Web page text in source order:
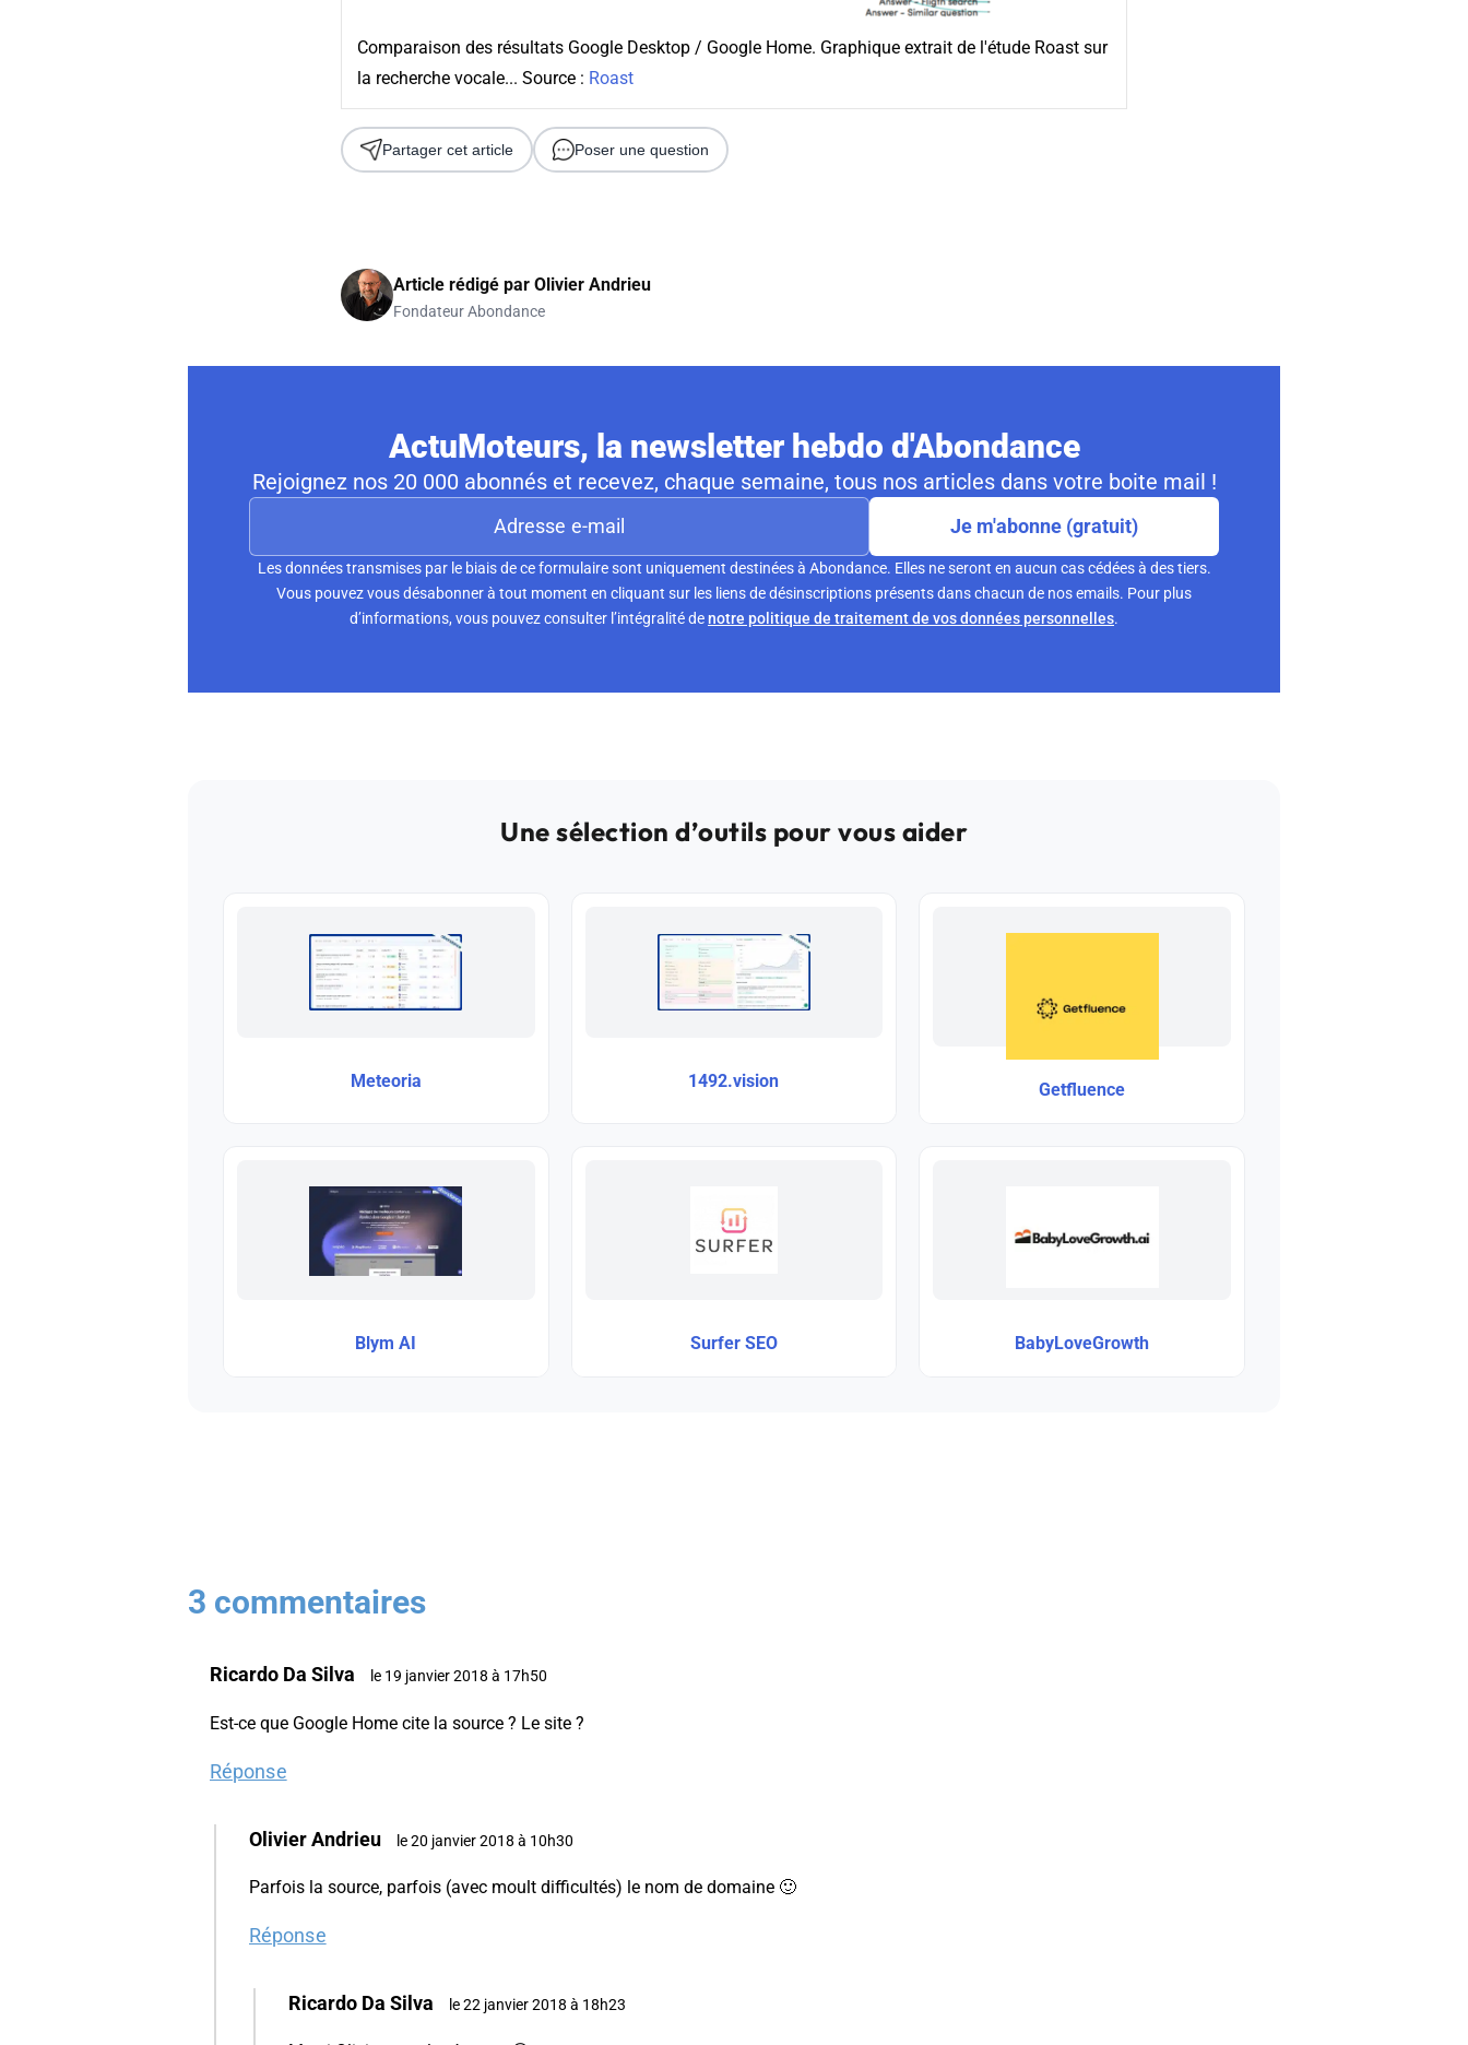
Comparaison des résultats Google Desktop / Google Home. Graphique extrait de l'étude Roast sur
la recherche vocale... Source : Roast
Partager cet article Poser une question
Article rédigé par Olivier Andrieu
Fondateur Abondance
ActuMoteurs, la newsletter hebdo d'Abondance
Rejoignez nos 20 000 abonnés et recevez, chaque semaine, tous nos articles dans votre boite mail !
Je m'abonne (gratuit)
Les données transmises par le biais de ce formulaire sont uniquement destinées à Abondance. Elles ne seront en aucun cas cédées à des tiers.
Vous pouvez vous désabonner à tout moment en cliquant sur les liens de désinscriptions présents dans chacun de nos emails. Pour plus
d’informations, vous pouvez consulter l’intégralité denotre politique de traitement de vos données personnelles.
Une sélection d’outils pour vous aider
Meteoria 1492.vision Getfluence
Blym AI Surfer SEO BabyLoveGrowth
3 commentaires
Ricardo Da Silva le 19 janvier 2018 à 17h50
Est-ce que Google Home cite la source ? Le site ?
Réponse
Olivier Andrieu le 20 janvier 2018 à 10h30
Parfois la source, parfois (avec moult difficultés) le nom de domaine 🙂
Réponse
Ricardo Da Silva le 22 janvier 2018 à 18h23